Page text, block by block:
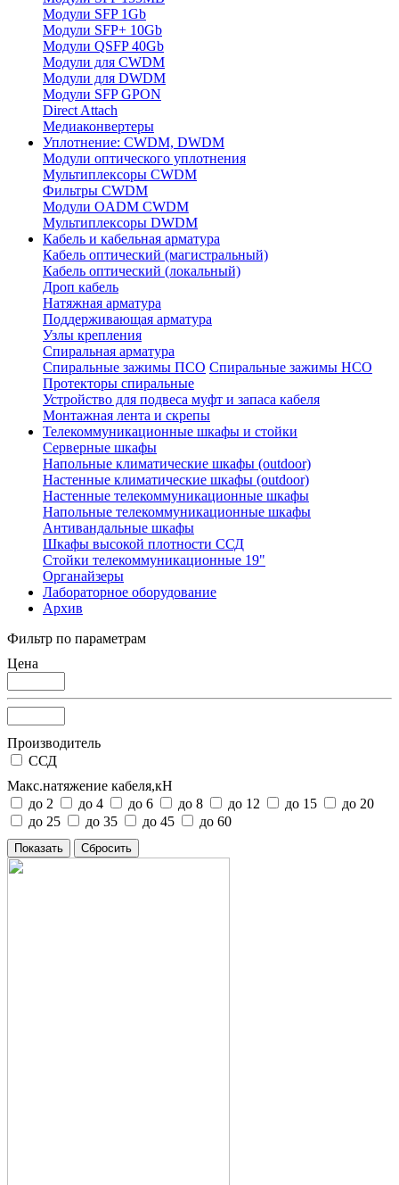
Модули SFP 1Gb
Модули SFP+ 10Gb
Модули QSFP 40Gb
Модули для CWDM
Модули для DWDM
Модули SFP GPON
Direct Attach
Медиаконвертеры
Уплотнение: CWDM, DWDM
Модули оптического уплотнения
Мультиплексоры CWDM
Фильтры CWDM
Модули OADM CWDM
Мультиплексоры DWDM
Кабель и кабельная арматура
Кабель оптический (магистральный)
Кабель оптический (локальный)
Дроп кабель
Натяжная арматура
Поддерживающая арматура
Узлы крепления
Спиральная арматура
Спиральные зажимы ПСО Спиральные зажимы НСО
Протекторы спиральные
Устройство для подвеса муфт и запаса кабеля
Монтажная лента и скрепы
Телекоммуникационные шкафы и стойки
Серверные шкафы
Напольные климатические шкафы (outdoor)
Настенные климатические шкафы (outdoor)
Настенные телекоммуникационные шкафы
Напольные телекоммуникационные шкафы
Антивандальные шкафы
Шкафы высокой плотности ССД
Стойки телекоммуникационные 19"
Органайзеры
Лабораторное оборудование
Архив
Фильтр по параметрам
Цена
Производитель
ССД
Макс.натяжение кабеля,кН
до 2
до 4 до 6 до 8 до 12 до 15
до 20
до 25
до 35 до 45 до 60